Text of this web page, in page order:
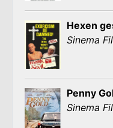
Hexen
Sinema
Penny
Sinema